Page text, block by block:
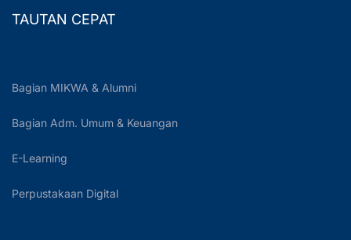
TAUTAN CEPAT
Bagian MIKWA & Alumni
Bagian Adm. Umum & Keuangan
E-Learning
Perpustakaan Digital